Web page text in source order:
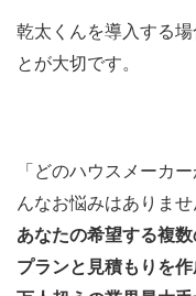
乾太くんを導入する
とが大切です。
「どのハウスメーカ
んなお悩みはありませ
あなたの希望する複
プランと見積もりを作